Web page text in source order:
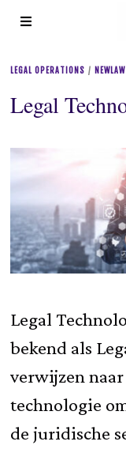
LEGAL OPERATIONS / NEWLAW
Legal
Legal
bekend als
verwijzen
technologie
de juridische